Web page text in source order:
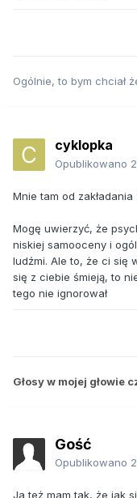
Ogólnie, to bym chciał
cyklopka
Opublikowano
Mnie tam od
Mogę uwierzyć, że
niskiej samooceny i
ludźmi. Ale to, że ci się
się z ciebie śmieją, to
tego nie ignorował
Głosy w mojej głowie
Gość
Opublikowano
Ja też mam tak, że jak